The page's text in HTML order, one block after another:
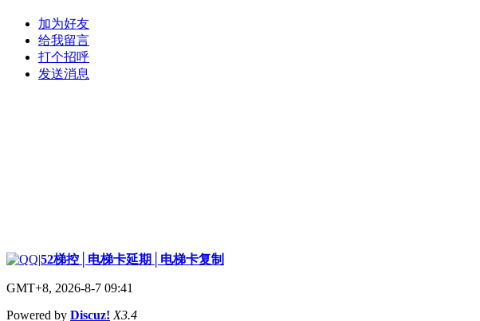
加为好友
给我留言
打个招呼
发送消息
|52梯控│电梯卡延期│电梯卡复制
GMT+8, 2026-8-7 09:41
Powered by Discuz! X3.4